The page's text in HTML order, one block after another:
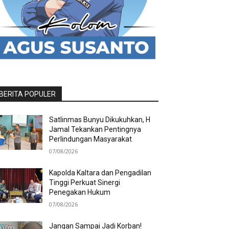
POPULER
Satlinmas Bunyu Dikukuhkan, H
Jamal Tekankan Pentingnya
Perlindungan Masyarakat
07/08/2026
Kapolda Kaltara dan Pengadilan
Tinggi Perkuat Sinergi
Penegakan Hukum
07/08/2026
Jangan Sampai Jadi Korban!